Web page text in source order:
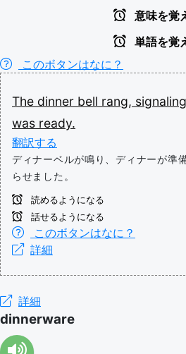
意味を覚
単語を覚
このボタンはなに？
The dinner bell rang, signaling
was ready.
翻訳する
ディナーベルが鳴り、ディナーが準
らせました。
読めるようになる
話せるようになる
このボタンはなに？
詳細
詳細
dinnerware